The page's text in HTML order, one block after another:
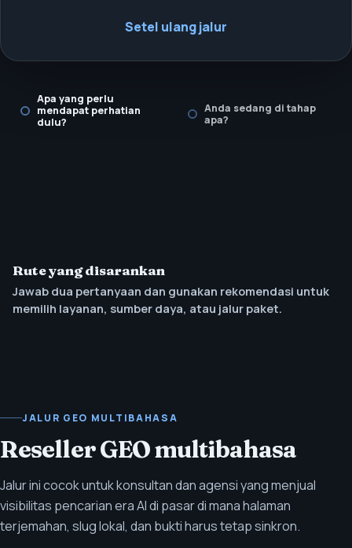
Setel ulang jalur
Apa yang perlu
mendapat perhatian
dulu?
Anda sedang di tahap
apa?
Rute yang disarankan
Jawab dua pertanyaan dan gunakan rekomendasi untuk
memilih layanan, sumber daya, atau jalur paket.
JALUR GEO MULTIBAHASA
Reseller GEO multibahasa
Jalur ini cocok untuk konsultan dan agensi yang menjual
visibilitas pencarian era AI di pasar di mana halaman
terjemahan, slug lokal, dan bukti harus tetap sinkron.